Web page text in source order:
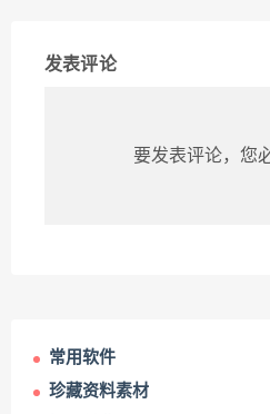
发表评论
要发表评论，您
常用软件
珍藏资料素材